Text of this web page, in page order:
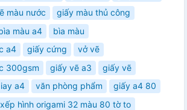
màu nước
giấy màu thủ công
màu a4
bìa màu
a4
giấy cứng
vở vẽ
300gsm
giấy vẽ a3
giấy vẽ
a4 văn phòng phẩm
giấy a4 80
hình origami 32 màu 80 tờ to